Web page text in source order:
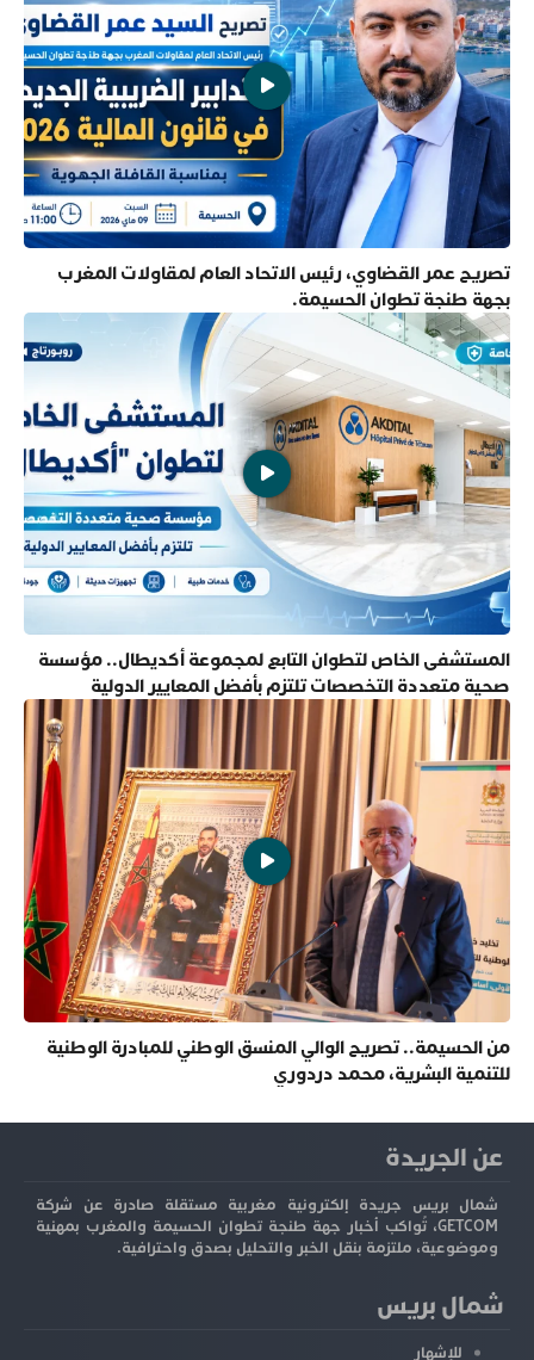
تصريح عمر القضاوي، رئيس الاتحاد العام لمقاولات المغرب
بجهة طنجة تطوان الحسيمة.
المستشفى الخاص لتطوان التابع لمجموعة أكديطال.. مؤسسة
صحية متعددة التخصصات تلتزم بأفضل المعايير الدولية
من الحسيمة.. تصريح الوالي المنسق الوطني للمبادرة الوطنية
للتنمية البشرية، محمد دردوري
عن الجريدة
شمال بريس جريدة إلكترونية مغربية مستقلة صادرة عن شركة
GETCOM، تُواكب أخبار جهة طنجة تطوان الحسيمة والمغرب بمهنية
وموضوعية، ملتزمة بنقل الخبر والتحليل بصدق واحترافية.
شمال بريس
للإشهار